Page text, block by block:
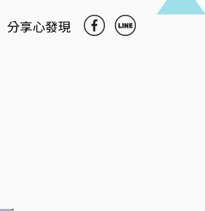
分享心發現